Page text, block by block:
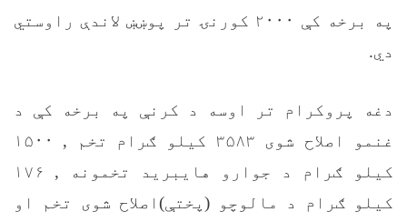
په برخه کې ۲۰۰۰ کورنۍ تر پوښښ لاندې راوستي
دي.
دغه پروکرام تر اوسه د کرنې په برخه کې د
غنمو اصلاح شوی ۳۵۸۳ کیلو ګرام تخم
,
۱۵۰۰
کیلو ګرام د جوارو هایبرید تخمونه ,
۱۷۶
کیلو ګرام د مالوچو (پختې)اصلاح شوی تخم او